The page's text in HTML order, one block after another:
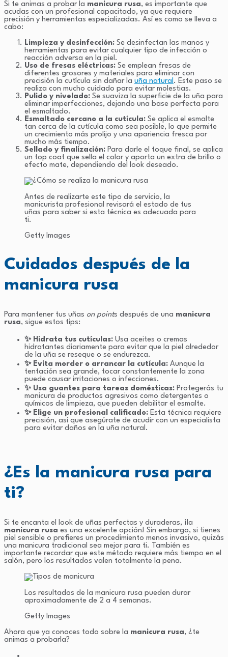
Si te animas a probar la manicura rusa, es importante que
acudas con un profesional capacitado, ya que requiere
precisión y herramientas especializadas. Así es como se lleva a
cabo:
Limpieza y desinfección: Se desinfectan las manos y
herramientas para evitar cualquier tipo de infección o
reacción adversa en la piel.
Uso de fresas eléctricas: Se emplean fresas de
diferentes grosores y materiales para eliminar con
precisión la cutícula sin dañar la uña natural. Este paso se
realiza con mucho cuidado para evitar molestias.
Pulido y nivelado: Se suaviza la superficie de la uña para
eliminar imperfecciones, dejando una base perfecta para
el esmaltado.
Esmaltado cercano a la cutícula: Se aplica el esmalte
tan cerca de la cutícula como sea posible, lo que permite
un crecimiento más prolijo y una apariencia fresca por
mucho más tiempo.
Sellado y finalización: Para darle el toque final, se aplica
un top coat que sella el color y aporta un extra de brillo o
efecto mate, dependiendo del look deseado.
Antes de realizarte este tipo de servicio, la
manicurista profesional revisará el estado de tus
uñas para saber si esta técnica es adecuada para
ti.
Getty Images
Cuidados después de la
manicura rusa
Para mantener tus uñas on points después de una manicura
rusa, sigue estos tips:
✨ Hidrata tus cutículas: Usa aceites o cremas
hidratantes diariamente para evitar que la piel alrededor
de la uña se reseque o se endurezca.
✨ Evita morder o arrancar la cutícula: Aunque la
tentación sea grande, tocar constantemente la zona
puede causar irritaciones o infecciones.
✨ Usa guantes para tareas domésticas: Protegerás tu
manicura de productos agresivos como detergentes o
químicos de limpieza, que pueden debilitar el esmalte.
✨ Elige un profesional calificado: Esta técnica requiere
precisión, así que asegúrate de acudir con un especialista
para evitar daños en la uña natural.
¿Es la manicura rusa para
ti?
Si te encanta el look de uñas perfectas y duraderas, ¡la
manicura rusa es una excelente opción! Sin embargo, si tienes
piel sensible o prefieres un procedimiento menos invasivo, quizás
una manicura tradicional sea mejor para ti. También es
importante recordar que este método requiere más tiempo en el
salón, pero los resultados valen totalmente la pena.
Los resultados de la manicura rusa pueden durar
aproximadamente de 2 a 4 semanas.
Getty Images
Ahora que ya conoces todo sobre la manicura rusa, ¿te
animas a probarla?